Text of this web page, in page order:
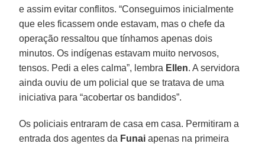
e assim evitar conflitos. “Conseguimos inicialmente
que eles ficassem onde estavam, mas o chefe da
operação ressaltou que tínhamos apenas dois
minutos. Os indígenas estavam muito nervosos,
tensos. Pedi a eles calma”, lembra Ellen. A servidora
ainda ouviu de um policial que se tratava de uma
iniciativa para “acobertar os bandidos”.
Os policiais entraram de casa em casa. Permitiram a
entrada dos agentes da Funai apenas na primeira